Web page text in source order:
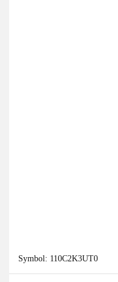
Symbol: 110C2K3UT0